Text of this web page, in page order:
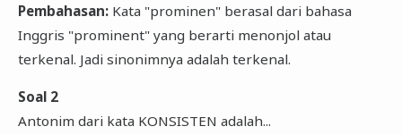
Pembahasan:Kata "prominen" berasal dari bahasa
Inggris "prominent" yang berarti menonjol atau
terkenal. Jadi sinonimnya adalah terkenal.
Soal 2
Antonim dari kata KONSISTEN adalah...